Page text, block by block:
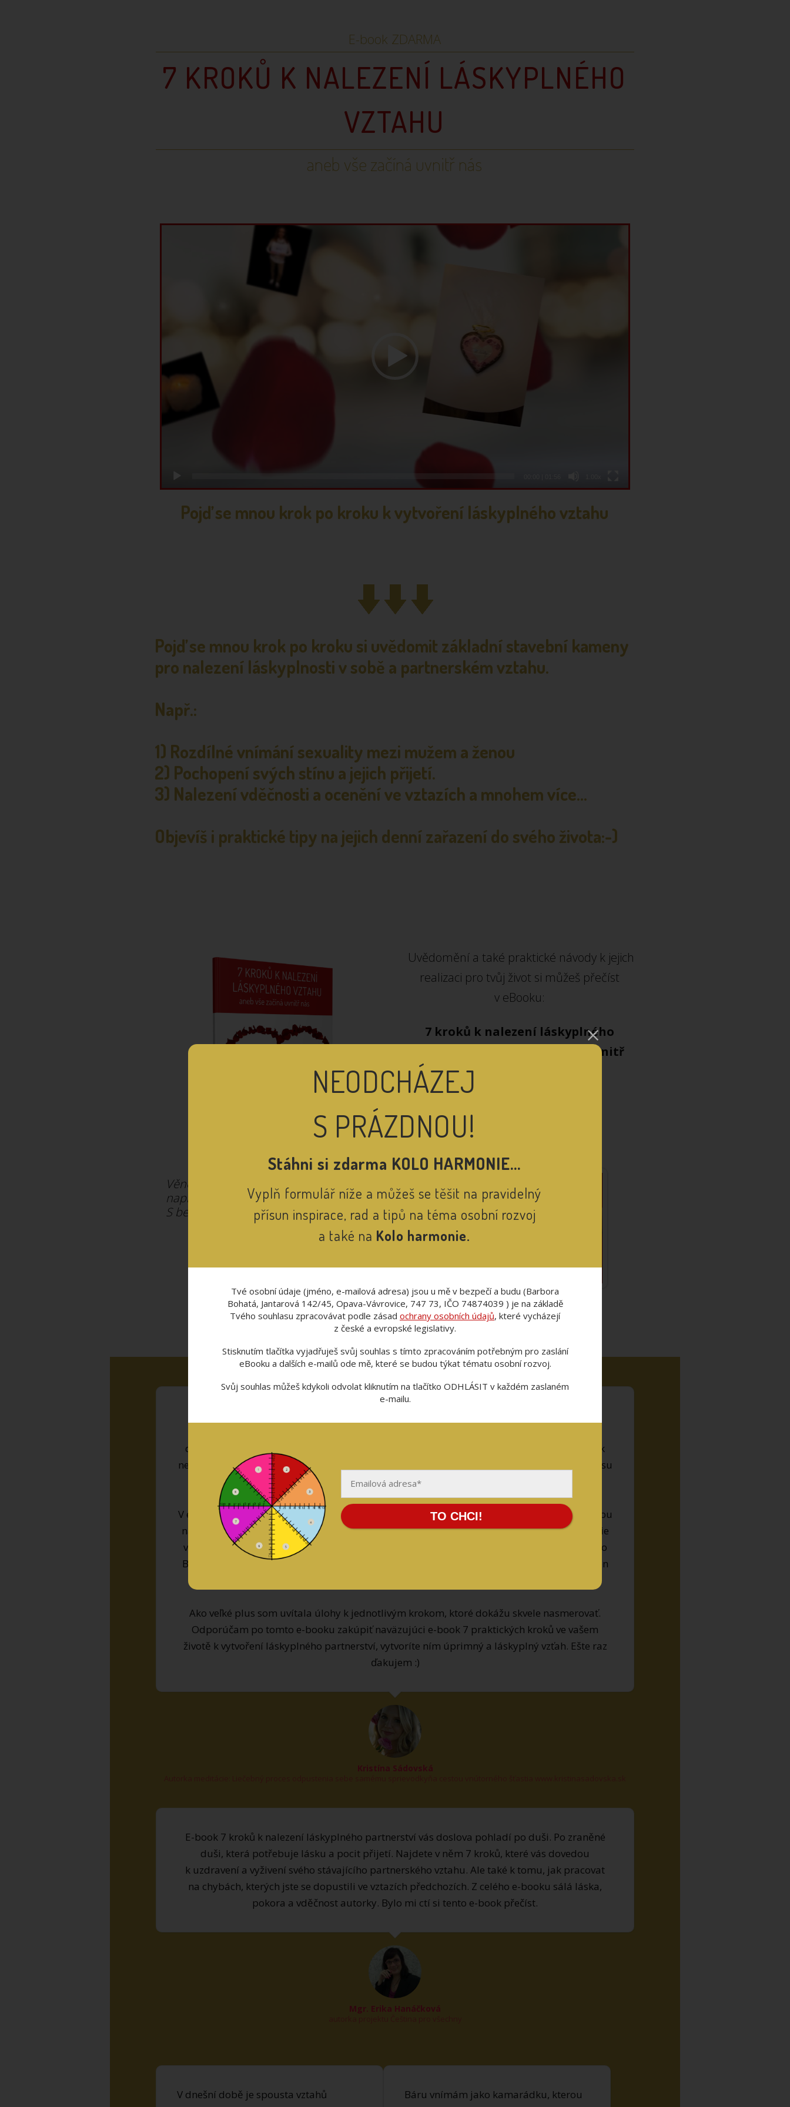
E-book ZDARMA
7 KROKŮ K NALEZENÍ LÁSKYPLNÉHO
VZTAHU
aneb vše začíná uvnitř nás
Pojď se mnou krok po kroku k vytvoření láskyplného vztahu
Pojď se mnou krok po kroku si uvědomit základní stavební kameny
pro nalezení láskyplnosti v sobě a partnerském vztahu.
Např.:
1) Rozdílné vnímání sexuality mezi mužem a ženou
2) Pochopení svých stínu a jejich přijetí.
3) Nalezení vděčnosti a ocenění ve vztazích a mnohem více...
Objevíš i praktické tipy na jejich denní zařazení do svého života:-)
Věnováno všem lidem, kteří hledají
naplněné a láskyplné partnerství.
S bezpodmínečnou láskou SANI
už tento e-book četlo
Uvědomění a také praktické návody k jejich
realizaci pro tvůj život si můžeš přečíst
v eBooku:
7 kroků k nalezení láskyplného
partnerství aneb vše začíná uvnitř
Reference od čtenářů:
dôležité, čo naozaj pomáha k nájdeniu láskyplného partnerstva. Mrzí ma, že som si e-book
nemohla prečítať v dobe, keď som to potrebovala, ušetril by mi množstvo premárneného času
vlastným skúmaním.
V e-booku sú skvele opísané kroky, ktoré je nevyhnutné urobiť na ceste k úprimnému a láskou
naplnenému partnerstvu. Oceňujem tiež fakt, že dokáže vniesť aj do vzťahu, ktorý trvá dlhšie
veľké pozitíva, vzájomné pochopenie a napojenie sa na silnejšiu lásku. Veľmi sa mi páči, ako
Barborka zdôrazňuje, že žena má byť sama sebou, s tým úplne súhlasím a viem, že veľa žien
Ako veľké plus som uvítala úlohy k jednotlivým krokom, ktoré dokážu skvele nasmerovať.
Odporúčam po tomto e-booku zakúpiť naväzujúci e-book 7 praktických kroků ve vašem
životě k vytvoření láskyplného partnerství, vytvoríte ním úprimný a láskyplný vzťah. Ešte raz
ďakujem :)
Kristína Sádovská
E-book 7 kroků k nalezení láskyplného partnerství vás doslova pohladí po duši. Po zraněné
duši, která potřebuje lásku a pocit přijetí. Najdete v něm 7 kroků, které vás dovedou
k uzdravení a vyživení svého stávajícího partnerského vztahu. Ale také k tomu, jak pracovat
na chybách, kterých jste se dopustili ve vztazích předchozích. Z celého e-booku sálá láska,
pokora a vděčnost autorky. Bylo mi ctí si tento e-book přečíst.
Mgr. Erika Hanáčková
V dnešní době je spousta vztahů
Báru vnímám jako kamarádku, kterou
NEODCHÁZEJ
S PRÁZDNOU!
Stáhni si zdarma KOLO HARMONIE...
Vyplň formulář níže a můžeš se těšit na pravidelný
přísun inspirace, rad a tipů na téma osobní rozvoj
a také na Kolo harmonie.
Tvé osobní údaje (jméno, e-mailová adresa) jsou u mě v bezpečí a budu (Barbora
Bohatá, Jantarová 142/45, Opava-Vávrovice, 747 73, IČO 74874039 ) je na základě
Tvého souhlasu zpracovávat podle zásad ochrany osobních údajů, které vycházejí
z české a evropské legislativy.
Stisknutím tlačítka vyjadřuješ svůj souhlas s tímto zpracováním potřebným pro zaslání
eBooku a dalších e-mailů ode mě, které se budou týkat tématu osobní rozvoj.
Svůj souhlas můžeš kdykoli odvolat kliknutím na tlačítko ODHLÁSIT v každém zaslaném
e-mailu.
TO CHCI!